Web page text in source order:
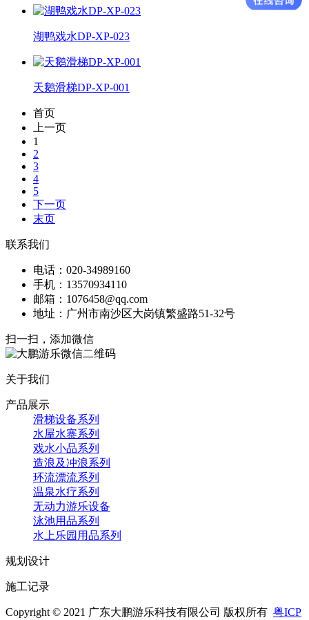
湖鸭戏水DP-XP-023
天鹅滑梯DP-XP-001
首页
上一页
1
2
3
4
5
下一页
末页
联系我们
电话：020-34989160
手机：13570934110
邮箱：1076458@qq.com
地址：广州市南沙区大岗镇繁盛路51-32号
扫一扫，添加微信
关于我们
产品展示
滑梯设备系列
水屋水寨系列
戏水小品系列
造浪及冲浪系列
环流漂流系列
温泉水疗系列
无动力游乐设备
泳池用品系列
水上乐园用品系列
规划设计
施工记录
Copyright © 2021 广东大鹏游乐科技有限公司 版权所有 粤ICP